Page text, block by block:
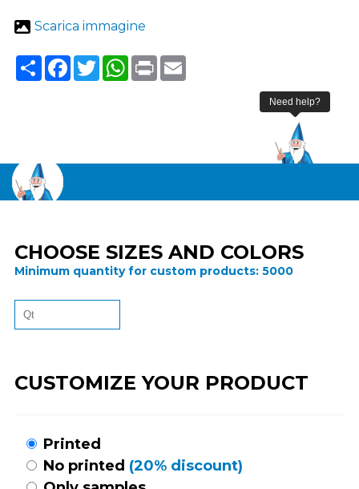
Scarica immagine
ShareFacebook
TwitterWhatsApp
PrintEmail
CHOOSE SIZES AND COLORS
Minimum quantity for custom products: 5000
CUSTOMIZE YOUR PRODUCT
Printed
No printed (20% discount)